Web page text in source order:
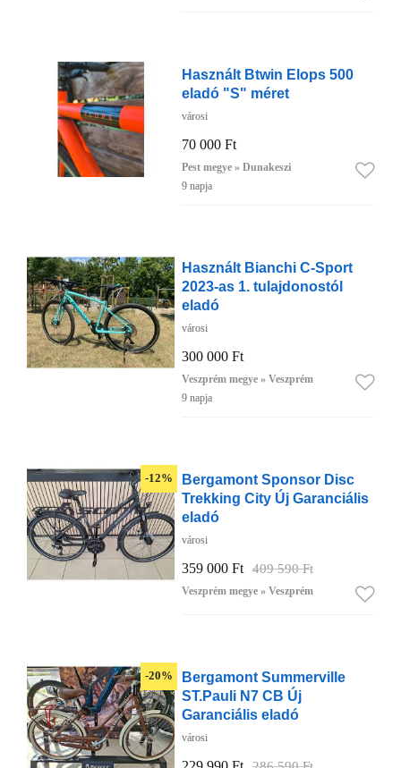
Használt Btwin Elops 500
eladó "S" méret
városi
70 000 Ft
Pest megye » Dunakeszi
9 napja
Használt Bianchi C-Sport
2023-as 1. tulajdonostól
eladó
városi
300 000 Ft
Veszprém megye » Veszprém
9 napja
-12%
Bergamont Sponsor Disc
Trekking City Új Garanciális
eladó
városi
359 000 Ft 409 590 Ft
Veszprém megye » Veszprém
-20%
Bergamont Summerville
ST.Pauli N7 CB Új
Garanciális eladó
városi